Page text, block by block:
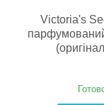
Victoria's